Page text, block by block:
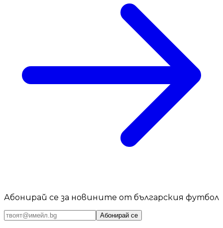
Абонирай се за новините от българския футбол
Абонирай се